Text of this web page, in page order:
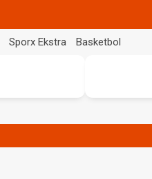
Sporx Ekstra Basketbol